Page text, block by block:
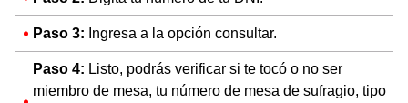
Paso 3: Ingresa a la opción consultar.
Paso 4: Listo, podrás verificar si te tocó o no ser
miembro de mesa, tu número de mesa de sufragio, tipo